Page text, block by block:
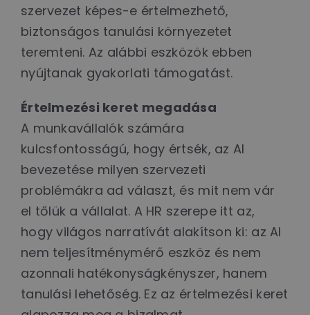
szervezet képes-e értelmezhető,
biztonságos tanulási környezetet
teremteni. Az alábbi eszközök ebben
nyújtanak gyakorlati támogatást.
Értelmezési keret megadása
A munkavállalók számára
kulcsfontosságú, hogy értsék, az AI
bevezetése milyen szervezeti
problémákra ad választ, és mit nem vár
el tőlük a vállalat. A HR szerepe itt az,
hogy világos narratívát alakítson ki: az AI
nem teljesítménymérő eszköz és nem
azonnali hatékonyságkényszer, hanem
tanulási lehetőség. Ez az értelmezési keret